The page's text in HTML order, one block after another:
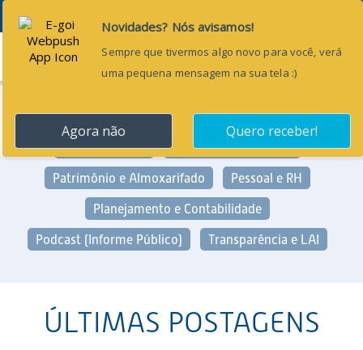
Menu
Categorias: Arrecadação e Fiscalização
Geral
Gestão Pública
Licitação e Contratos
Patrimônio e Almoxarifado
Pessoal e RH
Planejamento e Contabilidade
Podcast (Informe Público)
Transparência e LAI
ÚLTIMAS POSTAGENS